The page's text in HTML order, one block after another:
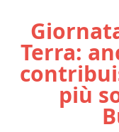
Terra:
più